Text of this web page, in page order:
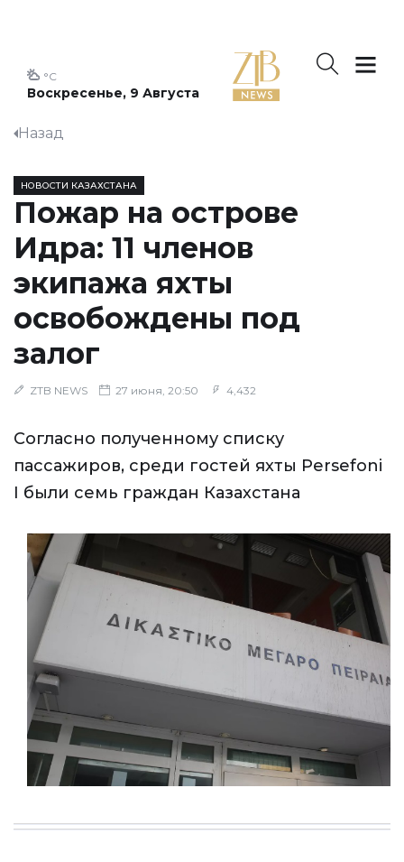
Воскресенье, 9 Августа
°C
Назад
НОВОСТИ КАЗАХСТАНА
Пожар на острове
Идра: 11 членов
экипажа яхты
освобождены под
залог
ZTB NEWS 27 июня, 20:50 4,432
Согласно полученному списку
пассажиров, среди гостей яхты Persefoni
I были семь граждан Казахстана